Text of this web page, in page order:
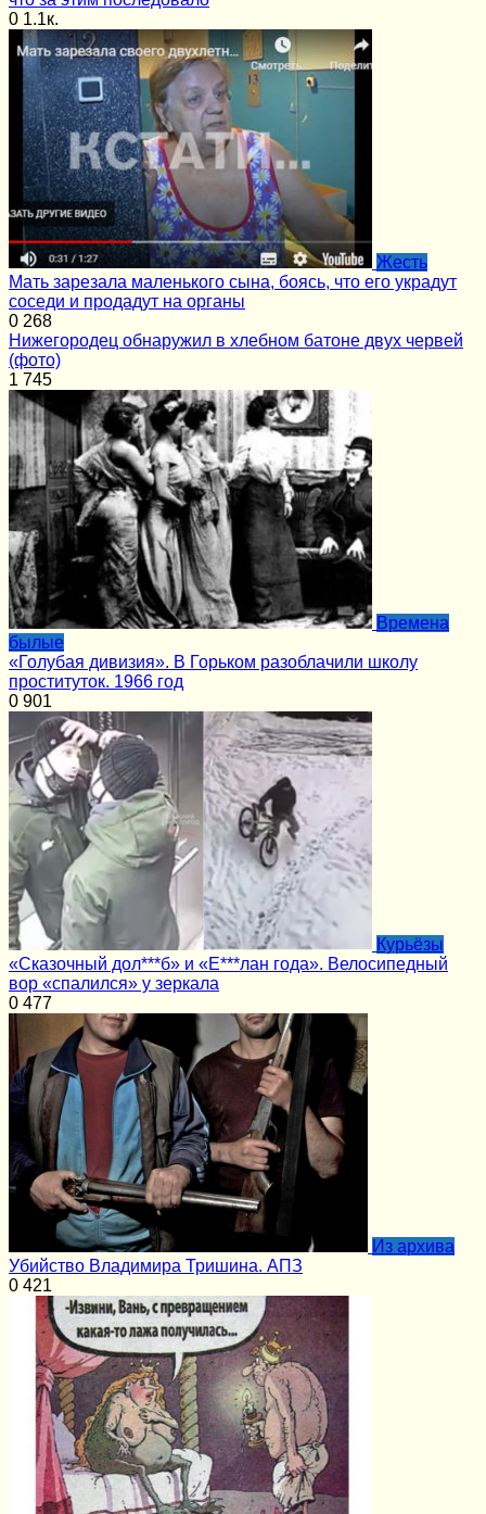
0 1.1к.
Жесть
Мать зарезала маленького сына, боясь, что его украдут
соседи и продадут на органы
0 268
Нижегородец обнаружил в хлебном батоне двух червей
(фото)
1 745
Времена
былые
«Голубая дивизия». В Горьком разоблачили школу
проституток. 1966 год
0 901
Курьёзы
«Сказочный дол***б» и «Е***лан года». Велосипедный
вор «спалился» у зеркала
0 477
Из архива
Убийство Владимира Тришина. АПЗ
0 421